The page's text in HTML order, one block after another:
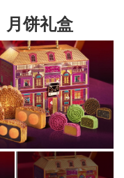
月饼礼盒